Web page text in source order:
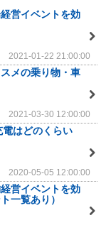
営イベントを効
2021-01-22 21:00:00
メの乗り物・車
2021-03-30 12:00:00
はどのくらい
2020-05-05 12:00:00
営イベントを効
一覧あり）